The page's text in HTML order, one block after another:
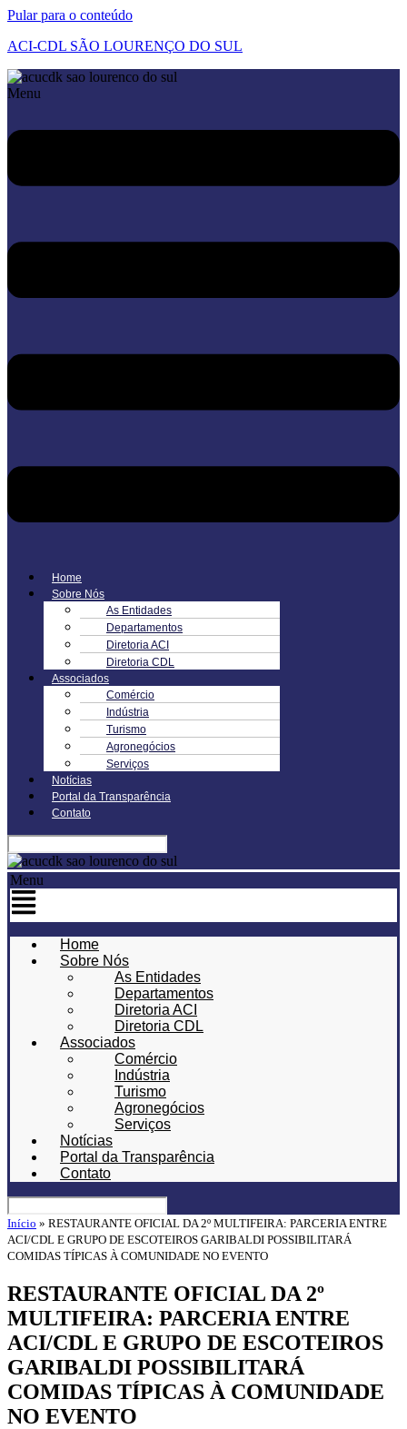
Pular para o conteúdo
ACI-CDL SÃO LOURENÇO DO SUL
Menu
Home
Sobre Nós
As Entidades
Departamentos
Diretoria ACI
Diretoria CDL
Associados
Comércio
Indústria
Turismo
Agronegócios
Serviços
Notícias
Portal da Transparência
Contato
Menu
Home
Sobre Nós
As Entidades
Departamentos
Diretoria ACI
Diretoria CDL
Associados
Comércio
Indústria
Turismo
Agronegócios
Serviços
Notícias
Portal da Transparência
Contato
Início » RESTAURANTE OFICIAL DA 2º MULTIFEIRA: PARCERIA ENTRE
ACI/CDL E GRUPO DE ESCOTEIROS GARIBALDI POSSIBILITARÁ
COMIDAS TÍPICAS À COMUNIDADE NO EVENTO
RESTAURANTE OFICIAL DA 2º
MULTIFEIRA: PARCERIA ENTRE
ACI/CDL E GRUPO DE ESCOTEIROS
GARIBALDI POSSIBILITARÁ
COMIDAS TÍPICAS À COMUNIDADE
NO EVENTO